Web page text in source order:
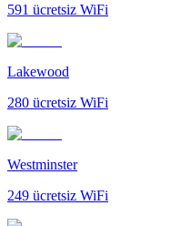
591 ücretsiz WiFi
Lakewood
280 ücretsiz WiFi
Westminster
249 ücretsiz WiFi